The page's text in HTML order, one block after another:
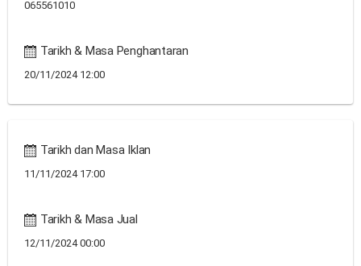
065561010
Tarikh & Masa Penghantaran
20/11/2024 12:00
Tarikh dan Masa Iklan
11/11/2024 17:00
Tarikh & Masa Jual
12/11/2024 00:00